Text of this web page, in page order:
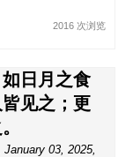
2016 次浏览
日月之食
见之；更
January 03, 2025,